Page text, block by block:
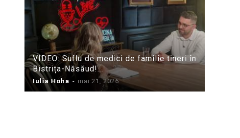
VIDEO: Suflu de medici de familie tineri în
Bistrița-Năsăud!...
Iulia Hoha - mai 21, 2026